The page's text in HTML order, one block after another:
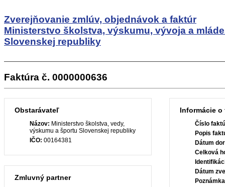
Zverejňovanie zmlúv, objednávok a faktúr
Ministerstvo školstva, výskumu, vývoja a
Slovenskej republiky
Faktúra č. 0000000636
Obstarávateľ
Názov: Ministerstvo školstva, vedy,
výskumu a športu Slovenskej republiky
IČO: 00164381
Zmluvný partner
Informácie o
Číslo
Popis
Dátum
Celková
Dátum